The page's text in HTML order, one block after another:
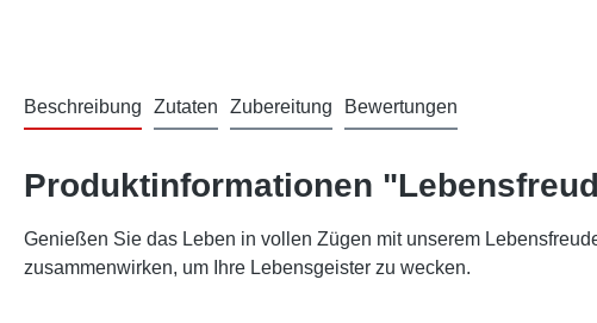
Beschreibung Zutaten Zubereitung Bewertungen
Produktinformationen
Genießen Sie das Leben in vollen Zügen mit unserem
zusammenwirken, um Ihre Lebensgeister zu wecken.